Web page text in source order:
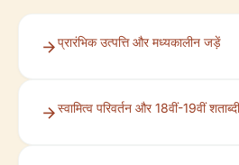
प्रारंभिक उत्पत्ति और मध्यकालीन जड़ें
स्वामित्व परिवर्तन और 18वीं-19वीं